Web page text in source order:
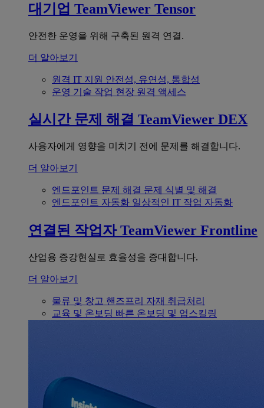
대기업 TeamViewer Tensor
안전한 운영을 위해 구축된 원격 연결.
더 알아보기
원격 IT 지원 안전성, 유연성, 통합성
운영 기술 작업 현장 원격 액세스
실시간 문제 해결 TeamViewer DEX
사용자에게 영향을 미치기 전에 문제를 해결합니다.
더 알아보기
엔드포인트 문제 해결 문제 식별 및 해결
엔드포인트 자동화 일상적인 IT 작업 자동화
연결된 작업자 TeamViewer Frontline
산업용 증강현실로 효율성을 증대합니다.
더 알아보기
물류 및 창고 핸즈프리 자재 취급처리
교육 및 온보딩 빠른 온보딩 및 업스킬링